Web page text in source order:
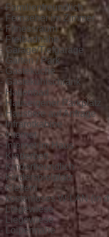
- Familienfreundlich
- Fernseher im Zimmer
- Fitnessraum
- Freibadnähe
- Garage/Tiefgarage
- Garten / Park
- Gästeküche
- Gästekühlschrank
- Hallenbad
- Hauseigener Parkplatz
- Haustiere auf Anfrage
- Infrarotkabine
- Internet
- Internet im Haus
- Kinderbett
- Kinderfreundlich
- Kinderspielplatz
- Klettern
- kostenloses W-LAN (in
- Liegewiese
- Liegewiese
- Loipennähe